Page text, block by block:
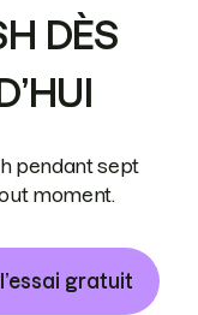
DÈS
pendant sept
moment.
gratuit